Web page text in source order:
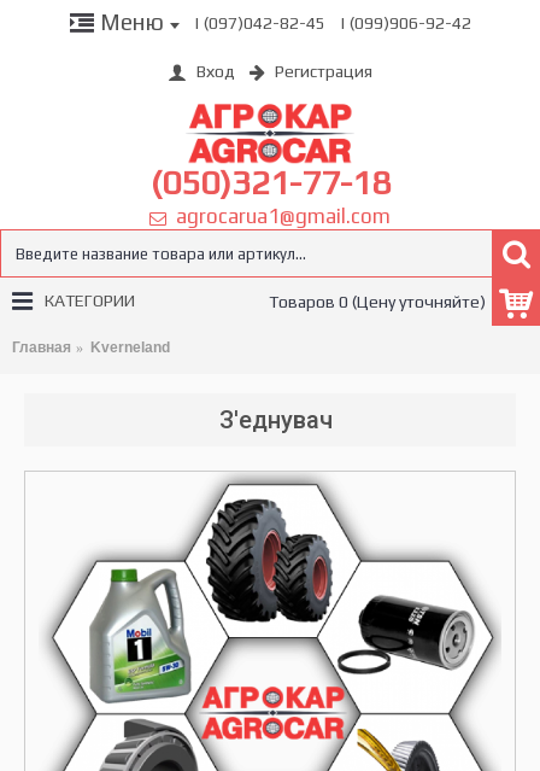
Меню | (097)042-82-45 | (099)906-92-42
Вход Регистрация
(050)321-77-18
agrocarua1@gmail.com
Товаров 0 (Цену уточняйте)
КАТЕГОРИИ
Главная Kverneland
З'еднувач